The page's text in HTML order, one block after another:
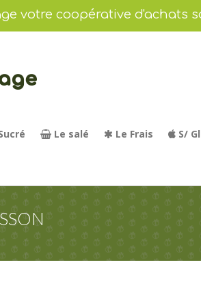
votre coopérative d'achats
Le salé Le Frais S/